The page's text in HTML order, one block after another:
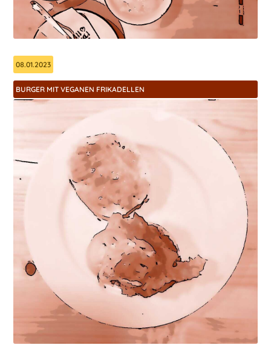
08.01.2023
BURGER MIT VEGANEN FRIKADELLEN